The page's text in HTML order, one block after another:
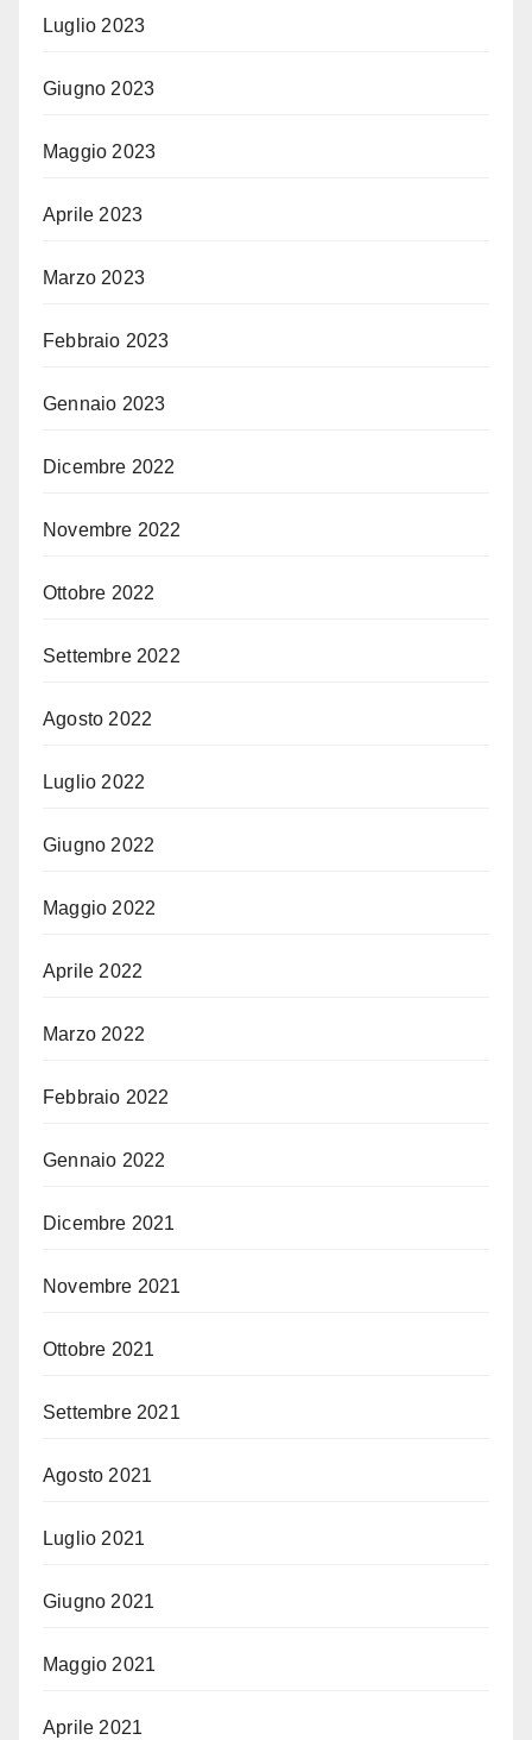
Luglio 2023
Giugno 2023
Maggio 2023
Aprile 2023
Marzo 2023
Febbraio 2023
Gennaio 2023
Dicembre 2022
Novembre 2022
Ottobre 2022
Settembre 2022
Agosto 2022
Luglio 2022
Giugno 2022
Maggio 2022
Aprile 2022
Marzo 2022
Febbraio 2022
Gennaio 2022
Dicembre 2021
Novembre 2021
Ottobre 2021
Settembre 2021
Agosto 2021
Luglio 2021
Giugno 2021
Maggio 2021
Aprile 2021